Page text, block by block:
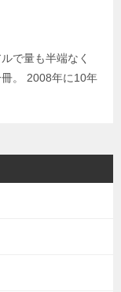
で量も半端なく
。 2008年に10年